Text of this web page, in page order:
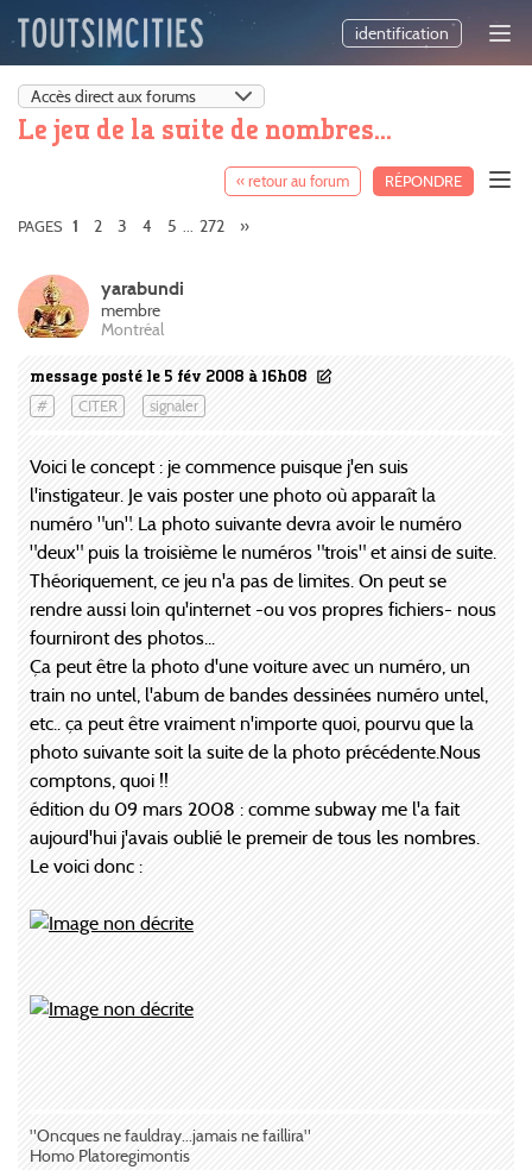
identification
Le jeu de la suite de nombres...
« retour au forum RÉPONDRE
PAGES 1 2 3 4 5 ... 272 »
message posté le 5 fév 2008 à 16h08
# CITER signaler
yarabundi
membre
Montréal
Voici le concept : je commence puisque j'en suis
l'instigateur. Je vais poster une photo où apparaît la
numéro "un". La photo suivante devra avoir le numéro
"deux" puis la troisième le numéros "trois" et ainsi de suite.
Théoriquement, ce jeu n'a pas de limites. On peut se
rendre aussi loin qu'internet -ou vos propres fichiers- nous
fourniront des photos...
Ça peut être la photo d'une voiture avec un numéro, un
train no untel, l'abum de bandes dessinées numéro untel,
etc.. ça peut être vraiment n'importe quoi, pourvu que la
photo suivante soit la suite de la photo précédente.Nous
comptons, quoi !!
édition du 09 mars 2008 : comme subway me l'a fait
aujourd'hui j'avais oublié le premeir de tous les nombres.
Le voici donc :
"Oncques ne fauldray...jamais ne faillira"
Homo Platoregimontis